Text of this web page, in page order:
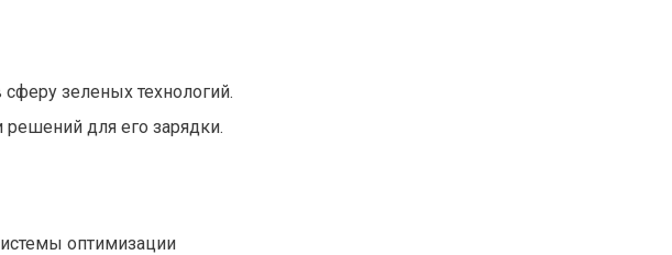
зеленых технологий.
решений для его зарядки.
оптимизации